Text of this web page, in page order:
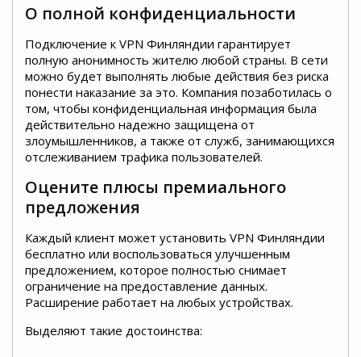
О полной конфиденциальности
Подключение к VPN Финляндии гарантирует
полную анонимность жителю любой страны. В сети
можно будет выполнять любые действия без риска
понести наказание за это. Компания позаботилась о
том, чтобы конфиденциальная информация была
действительно надежно защищена от
злоумышленников, а также от служб, занимающихся
отслеживанием трафика пользователей.
Оцените плюсы премиального
предложения
Каждый клиент может установить VPN Финляндии
бесплатно или воспользоваться улучшенным
предложением, которое полностью снимает
ограничение на предоставление данных.
Расширение работает на любых устройствах.
Выделяют такие достоинства: